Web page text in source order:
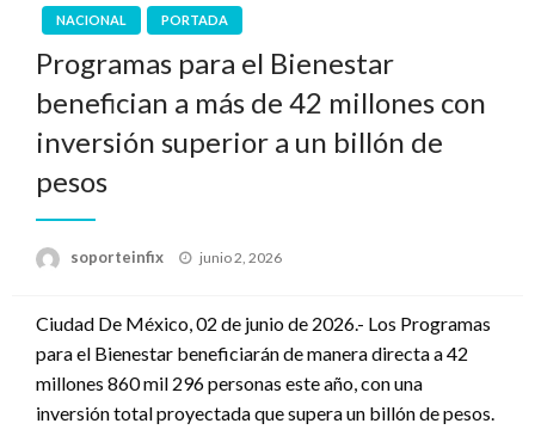
NACIONAL PORTADA
Programas para el Bienestar
benefician a más de 42 millones con
inversión superior a un billón de
pesos
soporteinfix
Publicado
junio 2, 2026
Ciudad De México, 02 de junio de 2026.- Los Programas
para el Bienestar beneficiarán de manera directa a 42
millones 860 mil 296 personas este año, con una
inversión total proyectada que supera un billón de pesos.